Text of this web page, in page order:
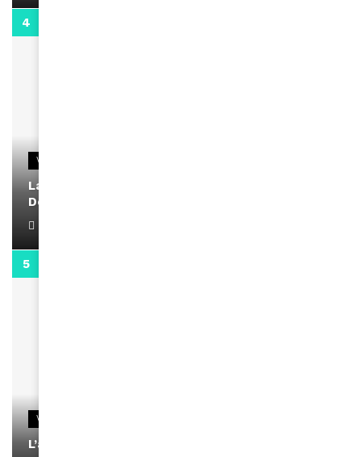
VIDEOS
La rubrique santé speciale coronavirus du
Docteur Makanda
VIDEOS
L’artiste Yoan s’exprime